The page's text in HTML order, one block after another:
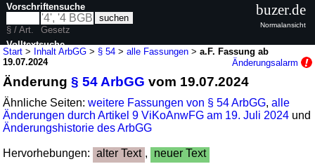
Start > Inhalt ArbGG > § 54 >alle Fassungen >a.F. Fassung ab
19.07.2024
Änderungsalarm
Änderung§ 54 ArbGG vom 19.07.2024
Ähnliche Seiten:weitere Fassungen von § 54 ArbGG,alle
Änderungen durch Artikel 9 ViKoAnwFG am 19. Juli 2024 und
Änderungshistorie des ArbGG
Hervorhebungen: alter Text , neuer Text
Vorschriftensuche
§ / Art.
Gesetz
Volltextsuche
buzer.de
Normalansicht